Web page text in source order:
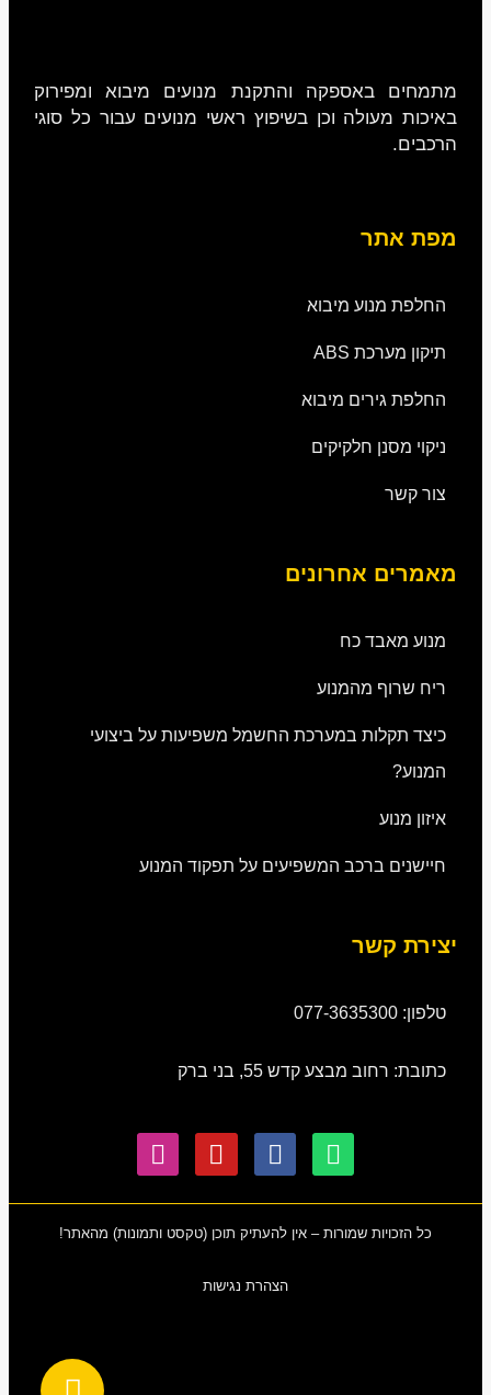
מתמחים באספקה והתקנת מנועים מיבוא ומפירוק
באיכות מעולה וכן בשיפוץ ראשי מנועים עבור כל סוגי
הרכבים.
מפת אתר
החלפת מנוע מיבוא
תיקון מערכת ABS
החלפת גירים מיבוא
ניקוי מסנן חלקיקים
צור קשר
מאמרים אחרונים
מנוע מאבד כח
ריח שרוף מהמנוע
כיצד תקלות במערכת החשמל משפיעות על ביצועי
המנוע?
איזון מנוע
חיישנים ברכב המשפיעים על תפקוד המנוע
יצירת קשר
טלפון: 077-3635300
כתובת: רחוב מבצע קדש 55, בני ברק
כל הזכויות שמורות – אין להעתיק תוכן (טקסט ותמונות) מהאתר!
הצהרת נגישות